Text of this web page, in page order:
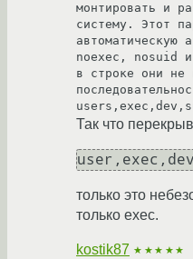
монтировать и
систему. Этот
автоматическую
noexec, nosuid и
в строке они не
Так что
только это
только exec.
kostik87 ★★★★★